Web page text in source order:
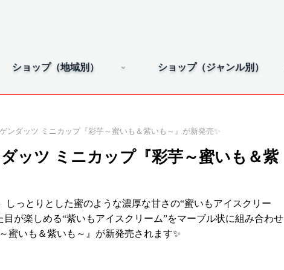
ショップ（地域別） ショップ（ジャンル別）
ンダッツ ミニカップ『彩芋～蜜いも＆紫いも～』が新発売✨
ッツ ミニカップ『彩芋～蜜いも＆紫
っとりとした蜜のような濃厚な甘さの“蜜いもアイスクリー
が楽しめる“紫いもアイスクリーム”をマーブル状に組み合わせ
蜜いも＆紫いも～』が新発売されます✨